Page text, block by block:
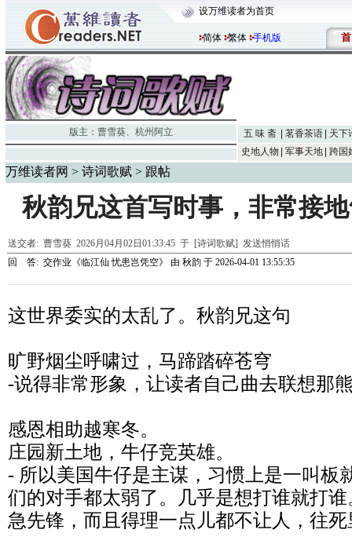
设万维读者为首页
简体 繁体 手机版 首
版主： 曹雪葵、 杭州阿立 五 味 斋 茗香茶语
天下
史地人物
军事天地 跨国
万维读者网 > 诗词歌赋 > 跟帖
秋韵兄这首写时事，非常接
送交者: 曹雪葵 2026月04月02日01:33:45 于 [诗词歌赋] 发送悄悄话
回 答: 交作业《临江仙 忧患岂凭空》 由 秋韵 于 2026-04-01 13:55:35
这世界委实的太乱了。秋韵兄这句
旷野烟尘呼啸过，马蹄踏碎苍穹
-说得非常形象，让读者自己曲去联想那
感恩相助越寒冬。
庄园新土地，牛仔竞英雄。
- 所以美国牛仔是主谋，习惯上是一叫板
们的对手都太弱了。几乎是想打谁就打
急先锋，而且得理一点儿都不让人，往